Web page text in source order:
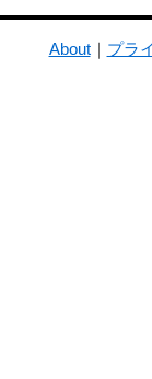
About｜ プラ